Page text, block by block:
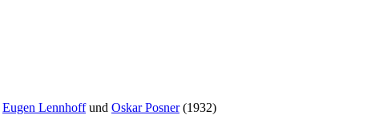
Eugen Lennhoffund Oskar Posner(1932)